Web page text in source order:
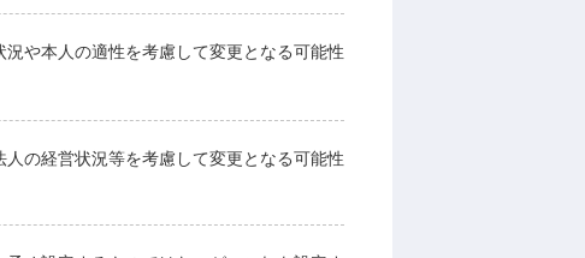
や本人の適性を考慮して変更となる可能性
の経営状況等を考慮して変更となる可能性